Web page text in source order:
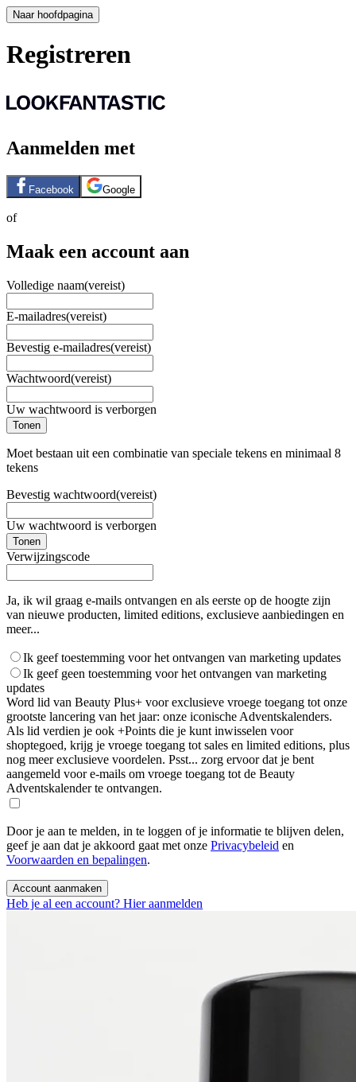
Naar hoofdpagina
Registreren
Aanmelden met
Facebook Google
of
Maak een account aan
Volledige naam(vereist)
E-mailadres(vereist)
Bevestig e-mailadres(vereist)
Wachtwoord(vereist)
Uw wachtwoord is verborgen
Tonen
Moet bestaan uit een combinatie van speciale tekens en minimaal 8
tekens
Bevestig wachtwoord(vereist)
Uw wachtwoord is verborgen
Tonen
Verwijzingscode
Ja, ik wil graag e-mails ontvangen en als eerste op de hoogte zijn
van nieuwe producten, limited editions, exclusieve aanbiedingen en
meer...
Ik geef toestemming voor het ontvangen van marketing updates
Ik geef geen toestemming voor het ontvangen van marketing
updates
Word lid van Beauty Plus+ voor exclusieve vroege toegang tot onze
grootste lancering van het jaar: onze iconische Adventskalenders.
Als lid verdien je ook +Points die je kunt inwisselen voor
shoptegoed, krijg je vroege toegang tot sales en limited editions, plus
nog meer exclusieve voordelen. Psst... zorg ervoor dat je bent
aangemeld voor e-mails om vroege toegang tot de Beauty
Adventskalender te ontvangen.
Door je aan te melden, in te loggen of je informatie te blijven delen,
geef je aan dat je akkoord gaat met onze Privacybeleid en
Voorwaarden en bepalingen.
Account aanmaken
Heb je al een account? Hier aanmelden